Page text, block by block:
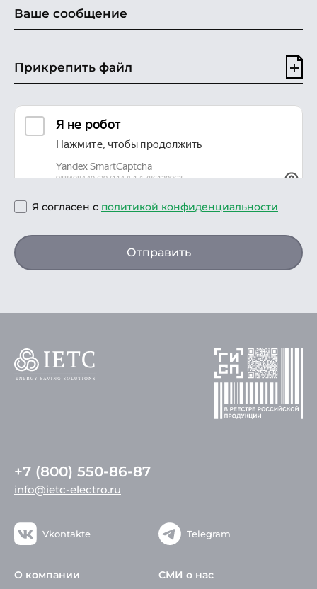
Прикрепить файл
Я согласен с политикой конфиденциальности
Отправить
+7 (800) 550-86-87
info@ietc-electro.ru
Vkontakte Telegram
О компании СМИ о нас